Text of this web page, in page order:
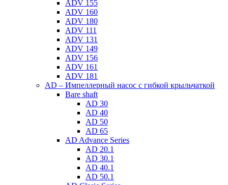
ADV 155
ADV 160
ADV 180
ADV 111
ADV 131
ADV 149
ADV 156
ADV 161
ADV 181
AD – Импеллерный насос с гибкой крыльчаткой
Bare shaft
AD 30
AD 40
AD 50
AD 65
AD Advance Series
AD 20.1
AD 30.1
AD 40.1
AD 50.1